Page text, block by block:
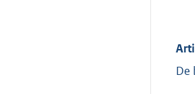
De